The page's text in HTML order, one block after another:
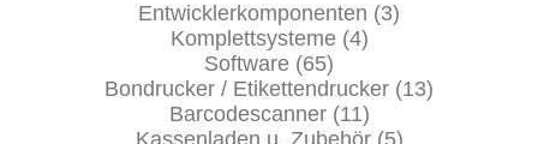
Entwicklerkomponenten (3)
Komplettsysteme (4)
Software (65)
Bondrucker / Etikettendrucker (13)
Barcodescanner (11)
Kassenladen u. Zubehör (5)